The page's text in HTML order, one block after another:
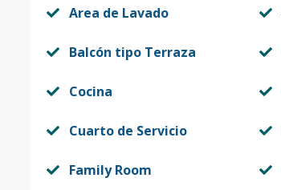
Area de Lavado
Balcón tipo Terraza
Cocina
Cuarto de Servicio
Family Room